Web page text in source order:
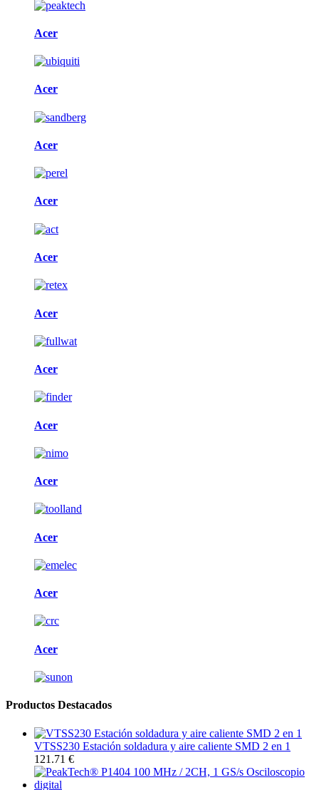
Acer
Acer
Acer
Acer
Acer
Acer
Acer
Acer
Acer
Acer
Acer
Acer
Productos Destacados
VTSS230 Estación soldadura y aire caliente SMD 2 en 1
121.71 €